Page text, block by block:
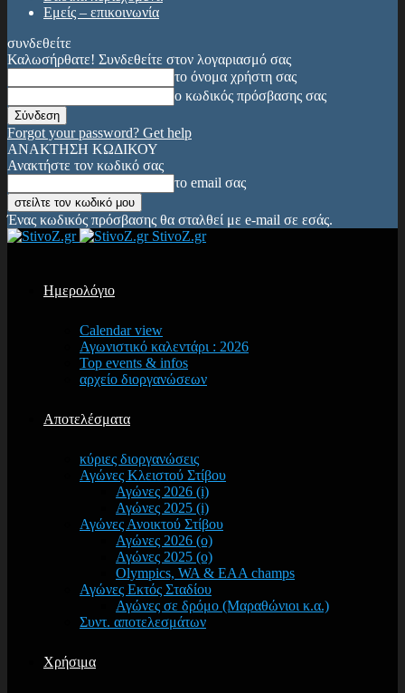
Εμείς – επικοινωνία
συνδεθείτε
Καλωσήρθατε! Συνδεθείτε στον λογαριασμό σας
το όνομα χρήστη σας
ο κωδικός πρόσβασης σας
Forgot your password? Get help
ΑΝΑΚΤΗΣΗ ΚΩΔΙΚΟΥ
Ανακτήστε τον κωδικό σας
το email σας
Ένας κωδικός πρόσβασης θα σταλθεί με e-mail σε εσάς.
StivoZ.gr
Ημερολόγιο
Calendar view
Αγωνιστικό καλεντάρι : 2026
Top events & infos
αρχείο διοργανώσεων
Αποτελέσματα
κύριες διοργανώσεις
Αγώνες Κλειστού Στίβου
Αγώνες 2026 (i)
Αγώνες 2025 (i)
Αγώνες Ανοικτού Στίβου
Αγώνες 2026 (o)
Αγώνες 2025 (o)
Olympics, WA & EAA champs
Αγώνες Εκτός Σταδίου
Αγώνες σε δρόμο (Μαραθώνιοι κ.α.)
Συντ. αποτελεσμάτων
Χρήσιμα